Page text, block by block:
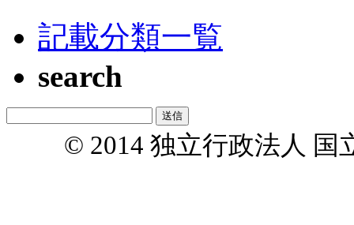
記載分類一覧
search
© 2014 独立行政法人 国